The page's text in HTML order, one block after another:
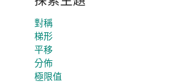
對稱
梯形
平移
分佈
極限值